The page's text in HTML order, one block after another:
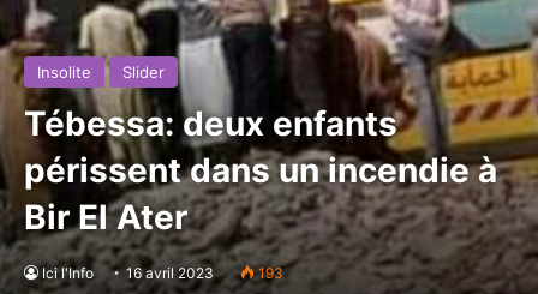
Insolite Slider
Tébessa: deux enfants
périssent dans un incendie à
Bir El Ater
Ici l'Info 16 avril 2023 193